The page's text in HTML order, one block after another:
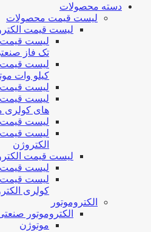
دسته محصولات
لیست قیمت محصولات
لیست قیمت
لیست قیمت
تک فاز
کیلو وات
لیست قیمت
لیست قیمت
های کولری
لیست قیمت
لیست قیمت
الکتروژن
لیست قیمت
لیست قیمت
لیست قیمت
کولری
الکتروموتور
الکتروموتور
موتوژن